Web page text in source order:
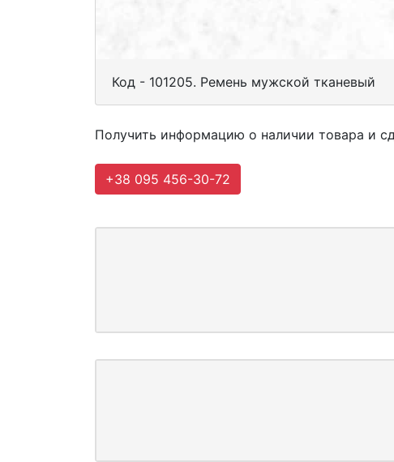
Код - 101205. Ремень мужской тканевый
Получить информацию о наличии товара и
+38 095 456-30-72